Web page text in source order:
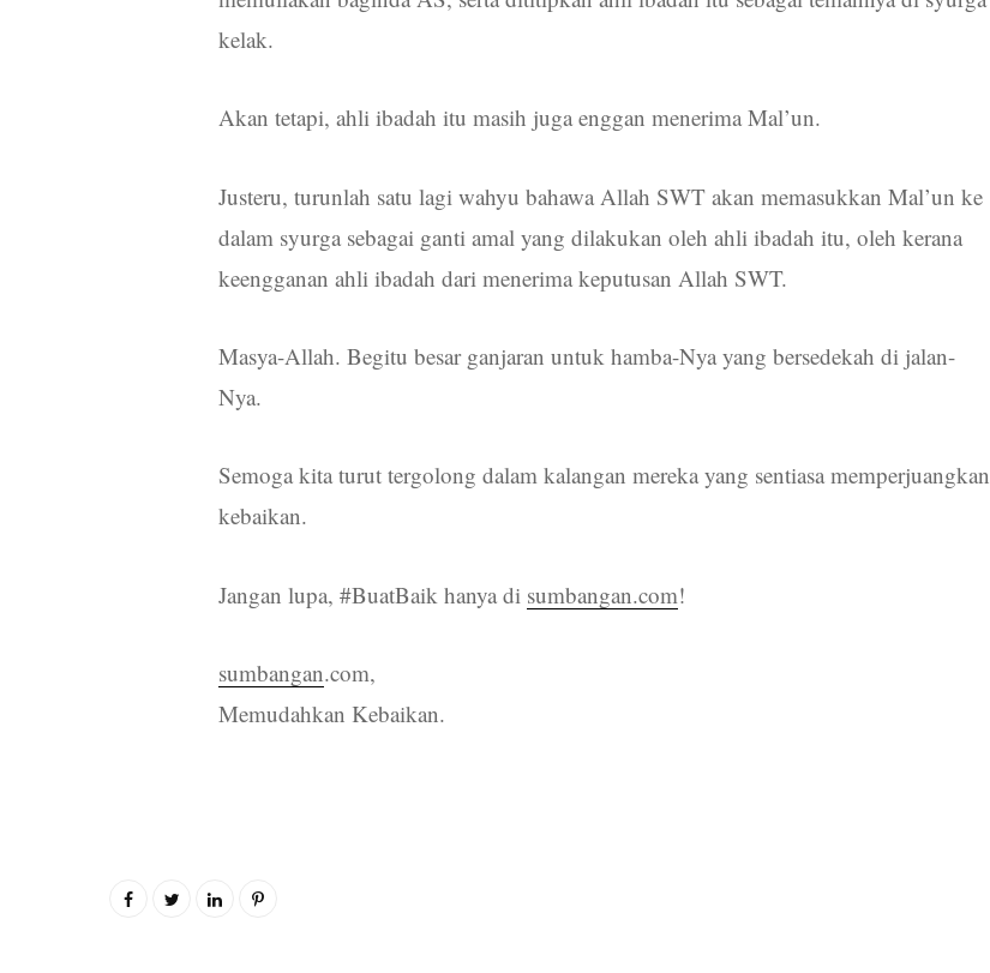
kelak.
Akan tetapi, ahli ibadah itu masih juga enggan menerima Mal’un.
Justeru, turunlah satu lagi wahyu bahawa Allah SWT akan memasukkan Mal’un ke
dalam syurga sebagai ganti amal yang dilakukan oleh ahli ibadah itu, oleh kerana
keengganan ahli ibadah dari menerima keputusan Allah SWT.
Masya-Allah. Begitu besar ganjaran untuk hamba-Nya yang bersedekah di jalan-
Nya.
Semoga kita turut tergolong dalam kalangan mereka yang sentiasa memperjuangkan
kebaikan.
Jangan lupa, #BuatBaik hanya di sumbangan.com!
sumbangan.com,
Memudahkan Kebaikan.